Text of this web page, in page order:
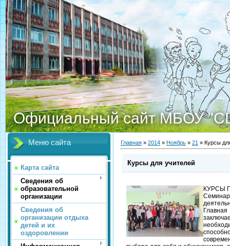
Официальный сайт МБОУ
Меню сайта
Карта сайта
Сведения об
образовательной
организации
Сведения об
организации отдыха
детей и их
оздоровлении
Главная » 2014 » Ноябрь » 21 » Курсы
Курсы для учителей
КУРСЫ